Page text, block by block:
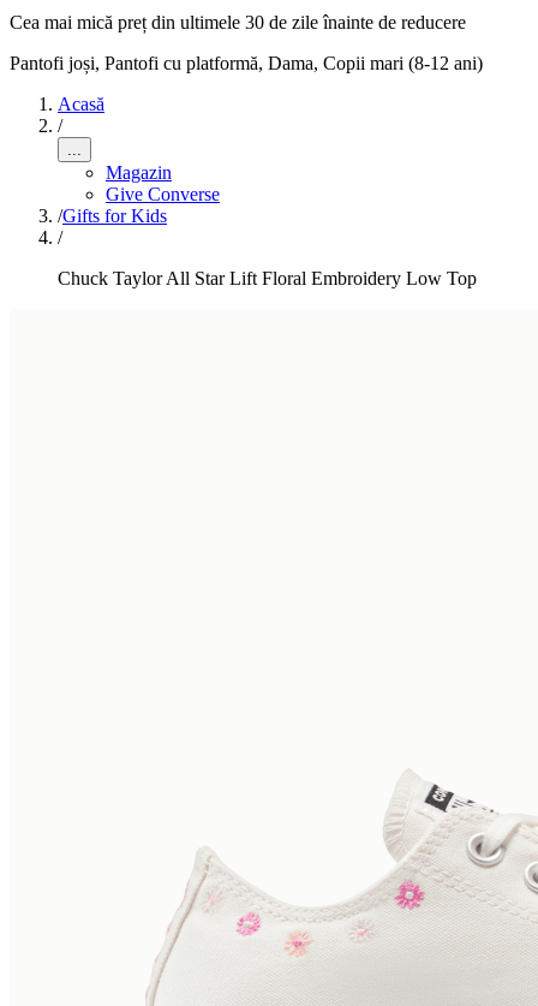
Cea mai mică preț din ultimele 30 de zile înainte de reducere
Pantofi joși, Pantofi cu platformă, Dama, Copii mari (8-12 ani)
Acasă
/
...
Magazin
Give Converse
/Gifts for Kids
/
Chuck Taylor All Star Lift Floral Embroidery Low Top